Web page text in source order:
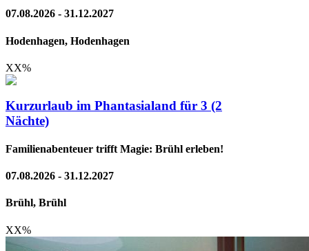
07.08.2026 - 31.12.2027
Hodenhagen, Hodenhagen
XX%
Kurzurlaub im Phantasialand für 3 (2
Nächte)
Familienabenteuer trifft Magie: Brühl erleben!
07.08.2026 - 31.12.2027
Brühl, Brühl
XX%